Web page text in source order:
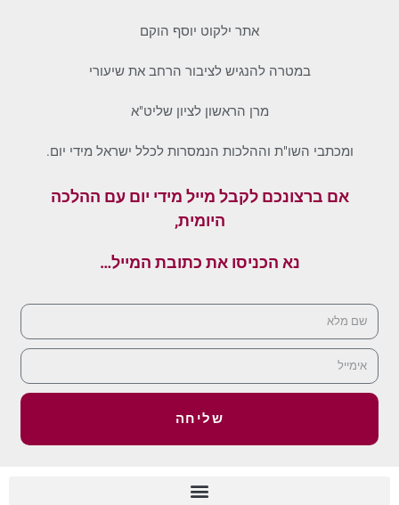
אתר ילקוט יוסף הוקם
במטרה להנגיש לציבור הרחב את שיעורי
מרן הראשון לציון שליט"א
ומכתבי השו"ת וההלכות הנמסרות לכלל ישראל מידי יום.
אם ברצונכם לקבל מייל מידי יום עם ההלכה
היומית,
נא הכניסו את כתובת המייל…
שליחה